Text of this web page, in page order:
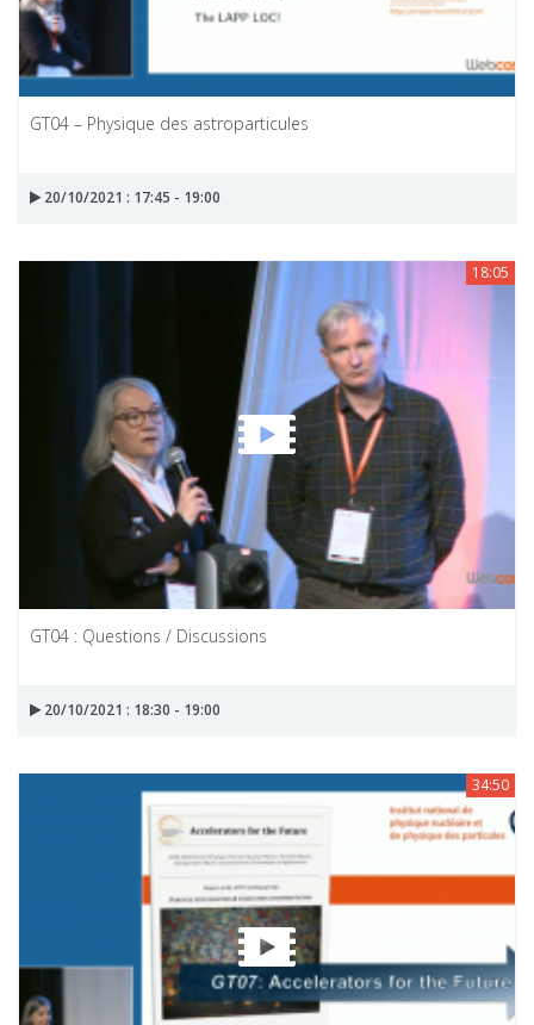
GT04 – Physique des astroparticules
20/10/2021 : 17:45 - 19:00
18:05
GT04 : Questions / Discussions
20/10/2021 : 18:30 - 19:00
34:50